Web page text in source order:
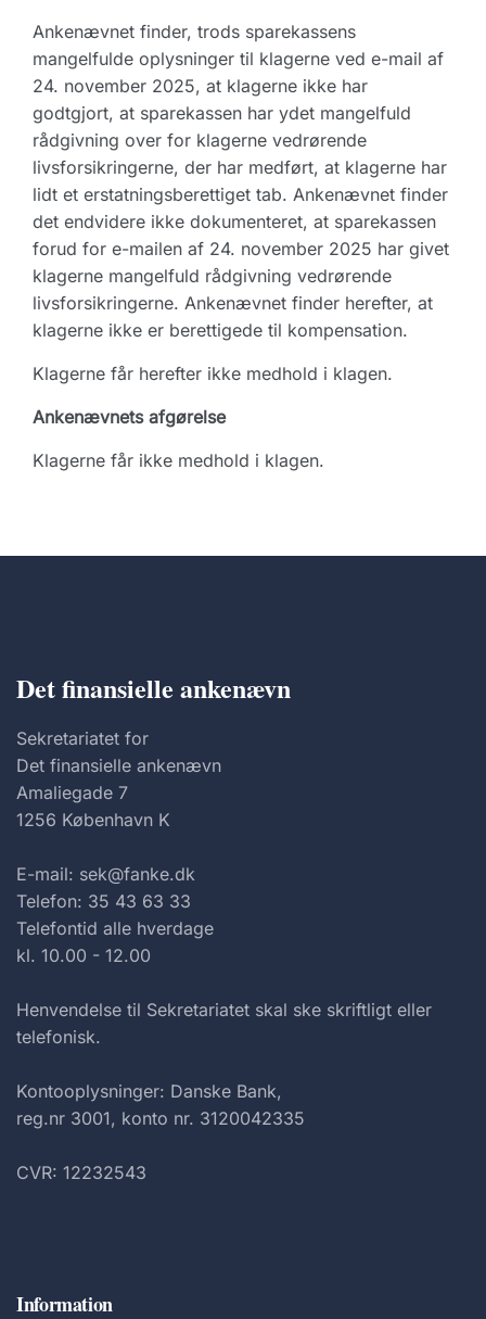
Ankenævnet finder, trods sparekassens
mangelfulde oplysninger til klagerne ved e-mail af
24. november 2025, at klagerne ikke har
godtgjort, at sparekassen har ydet mangelfuld
rådgivning over for klagerne vedrørende
livsforsikringerne, der har medført, at klagerne har
lidt et erstatningsberettiget tab. Ankenævnet finder
det endvidere ikke dokumenteret, at sparekassen
forud for e-mailen af 24. november 2025 har givet
klagerne mangelfuld rådgivning vedrørende
livsforsikringerne. Ankenævnet finder herefter, at
klagerne ikke er berettigede til kompensation.
Klagerne får herefter ikke medhold i klagen.
Ankenævnets afgørelse
Klagerne får ikke medhold i klagen.
Det finansielle ankenævn
Sekretariatet for
Det finansielle ankenævn
Amaliegade 7
1256 København K
E-mail: sek@fanke.dk
Telefon: 35 43 63 33
Telefontid alle hverdage
kl. 10.00 - 12.00
Henvendelse til Sekretariatet skal ske skriftligt eller
telefonisk.
Kontooplysninger: Danske Bank,
reg.nr 3001, konto nr. 3120042335
CVR: 12232543
Information